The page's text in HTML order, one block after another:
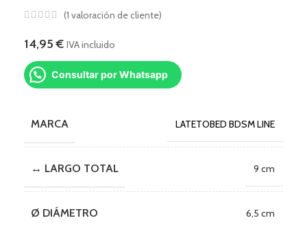
(1 valoración de cliente)
14,95€ IVA incluido
Consultar por Whatsapp
MARCA LATETOBED BDSM LINE
↔ LARGO TOTAL 9 cm
Ø DIÁMETRO 6,5 cm